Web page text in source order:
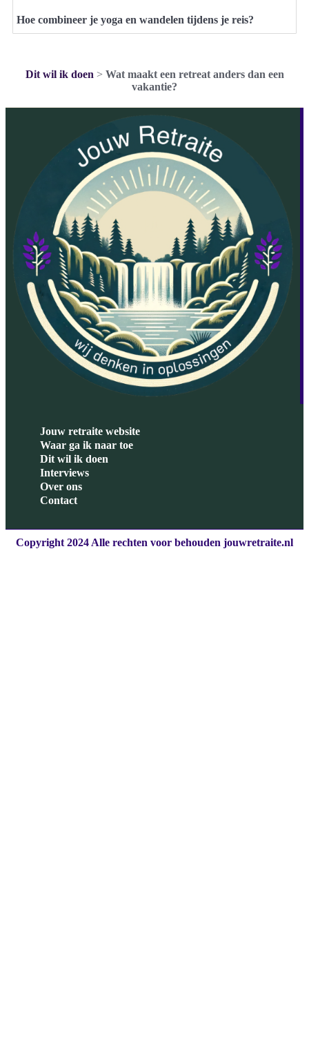
Hoe combineer je yoga en wandelen tijdens je reis?
Dit wil ik doen > Wat maakt een retreat anders dan een
vakantie?
Jouw retraite website
Waar ga ik naar toe
Dit wil ik doen
Interviews
Over ons
Contact
Copyright 2024 Alle rechten voor behouden jouwretraite.nl